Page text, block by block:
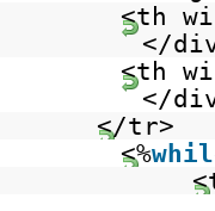
<th
</
<th
</
</tr>
<%